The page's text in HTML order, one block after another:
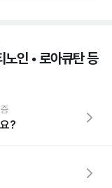
노인 • 로아큐탄 등
?